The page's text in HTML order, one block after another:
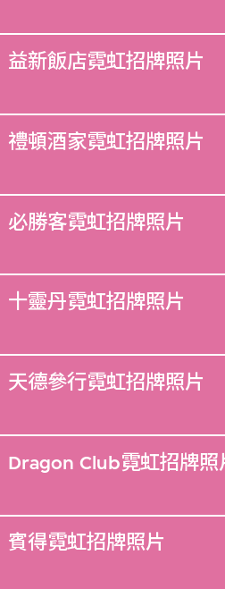
益新飯店霓虹招牌照片
禮頓酒家霓虹招牌照片
必勝客霓虹招牌照片
十靈丹霓虹招牌照片
天德參行霓虹招牌照片
Dragon Club霓虹招牌照
賓得霓虹招牌照片